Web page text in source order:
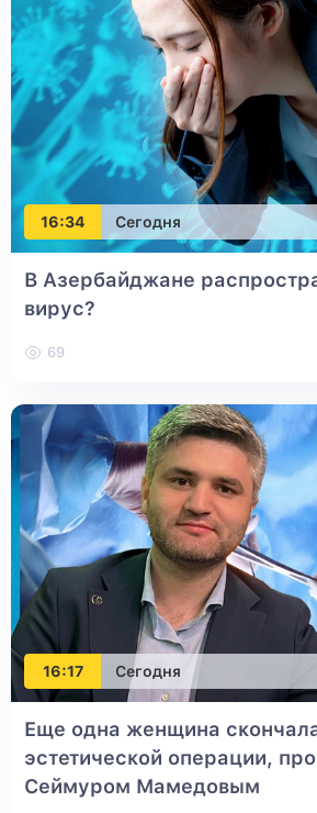
16:34 Сегодня
В Азербайджане
вирус?
69
16:17 Сегодня
Еще одна женщина
эстетической операции,
Сеймуром Мамедовым